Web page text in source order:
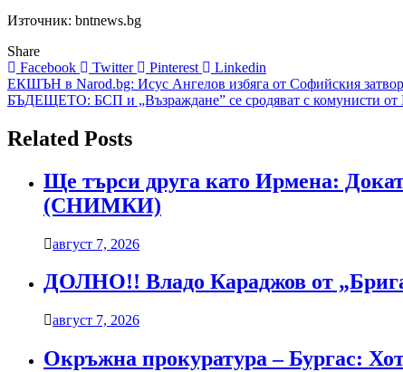
Източник: bntnews.bg
Share
Facebook
Twitter Pinterest Linkedin
Навигация
ЕКШЪН в Narod.bg: Исус Ангелов избяга от Софийския затвор
БЪДЕЩЕТО: БСП и „Възраждане” се сродяват с комунисти
Related Posts
Ще търси друга като Ирмена:
(СНИМКИ)
август 7, 2026
ДОЛНО!! Владо Караджов от
август 7, 2026
Окръжна прокуратура – Бургас: